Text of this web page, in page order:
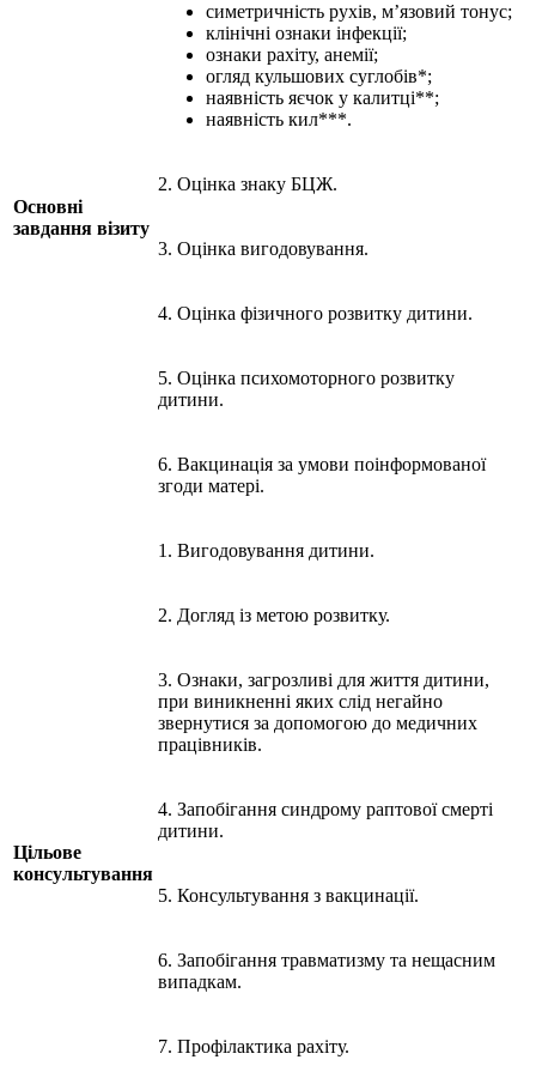
Основні
завдання візиту
симетричність рухів, м’язовий тонус;
клінічні ознаки інфекції;
ознаки рахіту, анемії;
огляд кульшових суглобів*;
наявність яєчок у калитці**;
наявність кил***.
2. Оцінка знаку БЦЖ.
3. Оцінка вигодовування.
4. Оцінка фізичного розвитку дитини.
5. Оцінка психомоторного розвитку
дитини.
6. Вакцинація за умови поінформованої
згоди матері.
Цільове
консультування
1. Вигодовування дитини.
2. Догляд із метою розвитку.
3. Ознаки, загрозливі для життя дитини,
при виникненні яких слід негайно
звернутися за допомогою до медичних
працівників.
4. Запобігання синдрому раптової смерті
дитини.
5. Консультування з вакцинації.
6. Запобігання травматизму та нещасним
випадкам.
7. Профілактика рахіту.